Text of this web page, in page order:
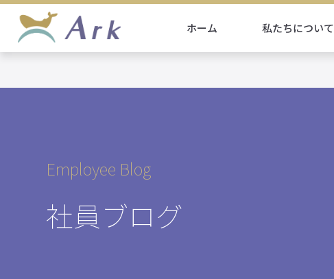
ホーム 私たちについて
Employee Blog
社員ブログ